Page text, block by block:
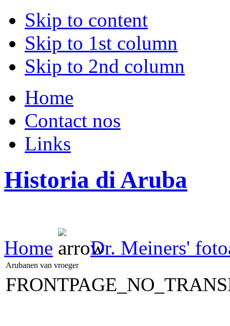
Skip to content
Skip to 1st column
Skip to 2nd column
Home
Contact nos
Links
Historia di Aruba
Home Dr. Meiners'
Arubanen van vroeger